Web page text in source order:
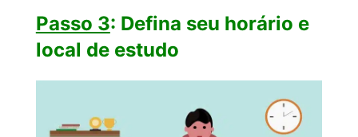
Passo 3: Defina seu horário e
local de estudo